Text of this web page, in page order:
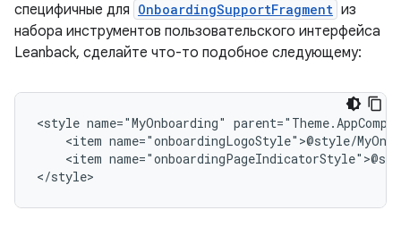
специфичные для OnboardingSupportFragment из
набора инструментов пользовательского интерфейса
Leanback, сделайте что-то подобное следующему:
<style name="MyOnboarding"
<item
<item
</style>